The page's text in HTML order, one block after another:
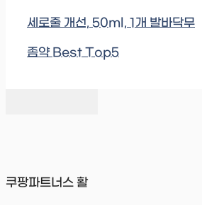
세로줄 개선, 50ml, 1개 발바닥무
좀약 Best Top5
쿠팡파트너스 활